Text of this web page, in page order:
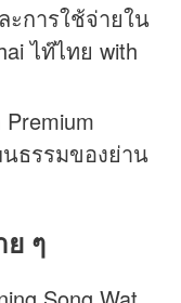
ะการใช้จ่ายใน
ไท๊ไทย with
ธรรมของย่าน
ๆ